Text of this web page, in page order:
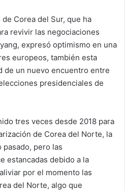
Corea del Sur, que ha
revivir las negociaciones
expresó optimismo en una
europeos, también esta
de un nuevo encuentro entre
presidenciales de
tres veces desde 2018 para
de Corea del Norte, la
pero las
estancadas debido a la
por el momento las
del Norte, algo que